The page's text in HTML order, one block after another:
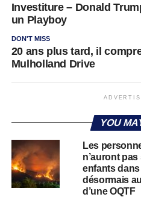
Investiture – Donald
un Playboy
DON'T MISS
20 ans plus tard, il
Mulholland Drive
YOU
Les
n’auront
enfants
désormais
d’une OQTF